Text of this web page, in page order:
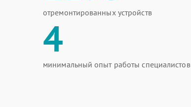
отремонтированных устройств
4
минимальный опыт работы специалистов